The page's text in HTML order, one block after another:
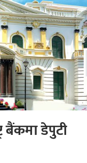
बैंकमा डेपुटी